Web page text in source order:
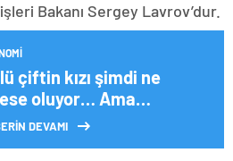
Bakanı Sergey Lavrov’dur.
çiftin kızı şimdi ne
oluyor… Ama
çalışmazsa tek
DEVAMI